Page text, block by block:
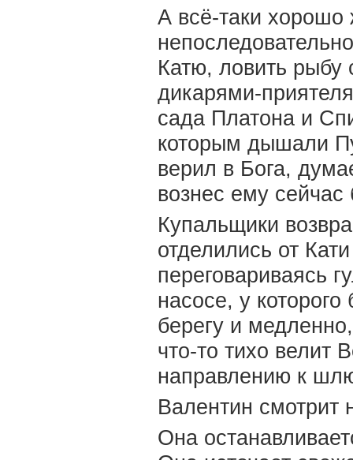
А всё-таки хорошо
Катю, ловить рыбу
дикарями-
сада Платона и
которым дышали
верил в Бога,
вознес ему сейчас
Купальщики
отделились от
переговариваясь
насосе, у
берегу и
что-то тихо велит
направлению к
Валентин смотрит
Она